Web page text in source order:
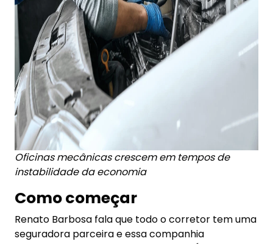
Oficinas mecânicas crescem em tempos de
instabilidade da economia
Como começar
Renato Barbosa fala que todo o corretor tem uma
seguradora parceira e essa companhia